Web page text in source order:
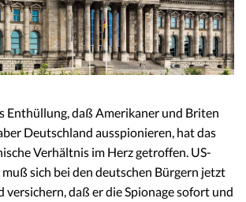
Enthüllung, daß Amerikaner und Briten
Deutschland ausspionieren, hat das
Verhältnis im Herz getroffen. US-
sich bei den deutschen Bürgern jetzt
versichern, daß er die Spionage sofort und